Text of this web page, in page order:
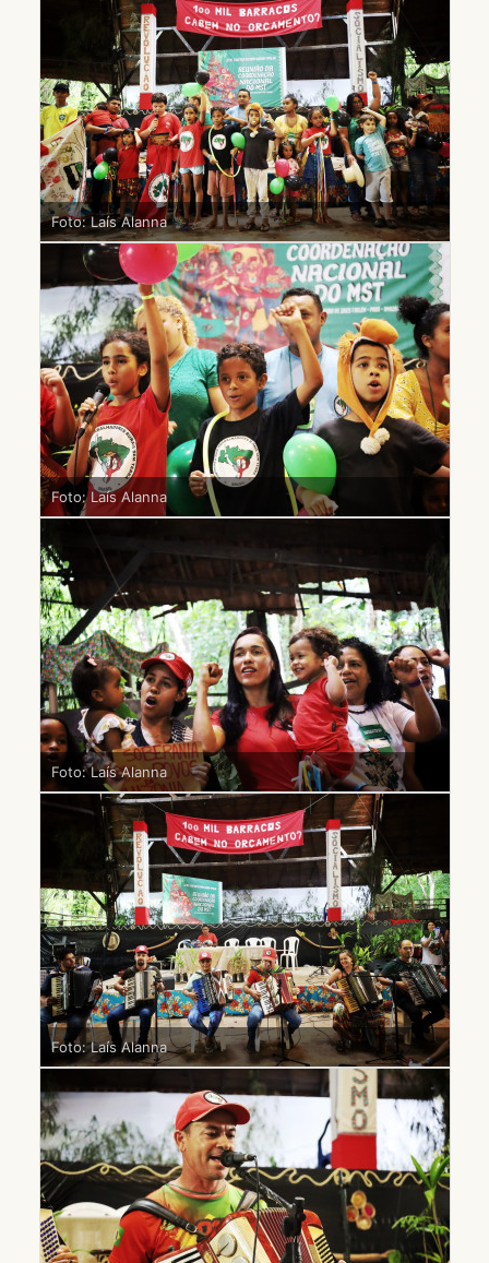
Foto: Laís Alanna
Foto: Laís Alanna
Foto: Laís Alanna
Foto: Laís Alanna